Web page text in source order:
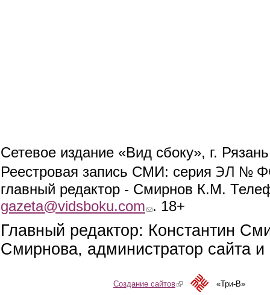
Сетевое издание «Вид сбоку», г.
Реестровая запись СМИ: серия ЭЛ №
главный редактор - Смирнов К.М.
gazeta@vidsboku.com (link sends e-mail)
. 18+
Главный редактор: Константин
Смирнова, администратор сайта
Создание сайтов(link is external)«Три-В»